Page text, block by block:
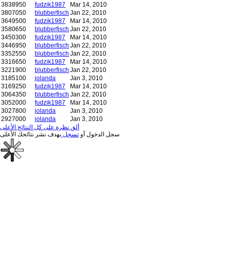
3838950
fudzik1987
Mar 14, 2010
3807050
blubberfisch Jan 22, 2010
3649500
fudzik1987
Mar 14, 2010
3580650
blubberfisch Jan 22, 2010
3450300
fudzik1987
Mar 14, 2010
3446950
blubberfisch Jan 22, 2010
3352550
blubberfisch Jan 22, 2010
3316650
fudzik1987
Mar 14, 2010
3221900
blubberfisch Jan 22, 2010
3185100
jolanda
Jan 3, 2010
3169250
fudzik1987
Mar 14, 2010
3064350
blubberfisch Jan 22, 2010
3052000
fudzik1987
Mar 14, 2010
3027800
jolanda
Jan 3, 2010
2927000
jolanda
Jan 3, 2010
ألق نظرة على كل النتائج الأعلى
سجل الدخول أو تسجل بهدف نشر نتائجك الأعلى